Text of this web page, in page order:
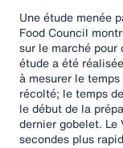
Une étude menée
Food Council
sur le marché
étude a été
à mesurer le
récolté; le temps
le début de la
dernier gobelet.
secondes plus